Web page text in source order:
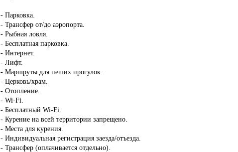
- Парковка.
- Трансфер от/до аэропорта.
- Рыбная ловля.
- Бесплатная парковка.
- Интернет.
- Лифт.
- Маршруты для пеших прогулок.
- Церковь/храм.
- Отопление.
- Wi-Fi.
- Бесплатный Wi-Fi.
- Курение на всей территории запрещено.
- Места для курения.
- Индивидуальная регистрация заезда/отъезда.
- Трансфер (оплачивается отдельно).